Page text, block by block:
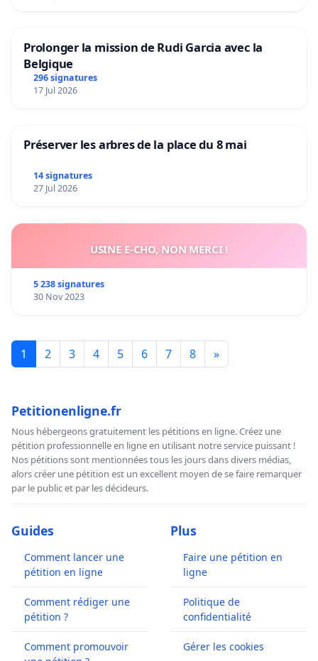
Prolonger la mission de Rudi Garcia avec la
Belgique
296 signatures
17 Jul 2026
Préserver les arbres de la place du 8 mai
14 signatures
27 Jul 2026
USINE E-CHO, NON MERCI !
5 238 signatures
30 Nov 2023
1 2 3 4 5 6 7 8 »
Petitionenligne.fr
Nous hébergeons gratuitement les pétitions en ligne. Créez une
pétition professionnelle en ligne en utilisant notre service puissant !
Nos pétitions sont mentionnées tous les jours dans divers médias,
alors créer une pétition est un excellent moyen de se faire remarquer
par le public et par les décideurs.
Guides
Comment lancer une
pétition en ligne
Comment rédiger une
pétition ?
Comment promouvoir
Plus
Faire une pétition en
ligne
Politique de
confidentialité
Gérer les cookies